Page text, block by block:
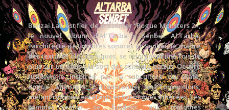
Banzaï Lab est fier de présenter “Rogue Monsters 2»,
le nouvel album d’Al’Tarba x Senbeï. Al’Tarba,
l’architecte des ombres sonores et Senbeï, le maître
des textures électroniques, se rejoignent une fois de
plus sur un opus qui sort des sentiers battus. Oeuvre
fusionnelle inspirée par la subculture du skate,
Rogue Monsters 2 transcende les conventions,
mêlant rythmes entêtants et harmonies éthérées. Les
samples rétro se fondent aux mélodies